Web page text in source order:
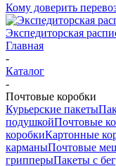
Кому доверить
Экспедиторская
Главная
-
Каталог
-
Почтовые коробки
Курьерские пакеты
подушкойПочтовые
коробкиКартонные
карманыПочтовые
грипперыПакеты с